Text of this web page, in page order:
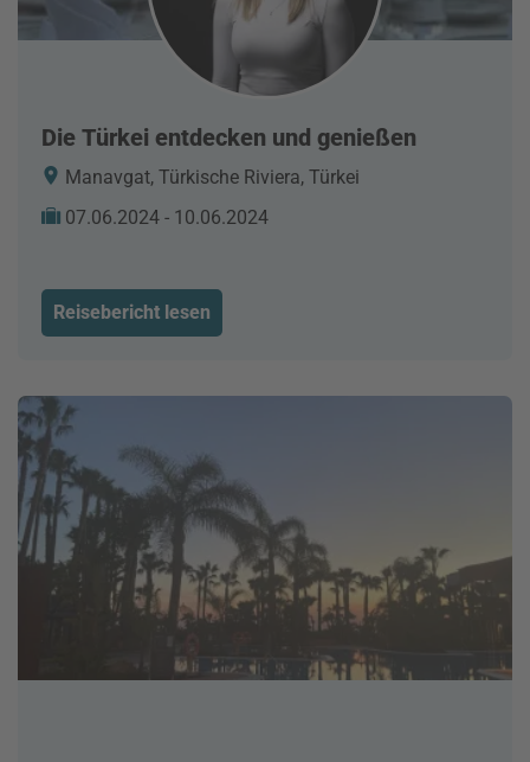
Die Türkei entdecken und genießen
Manavgat, Türkische Riviera, Türkei
07.06.2024 - 10.06.2024
Reisebericht lesen